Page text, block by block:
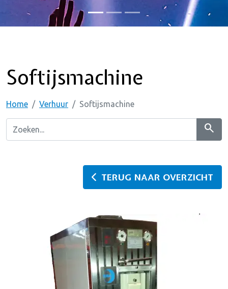
Softijsmachine
Home Verhuur Softijsmachine
search
TERUG NAAR OVERZICHT